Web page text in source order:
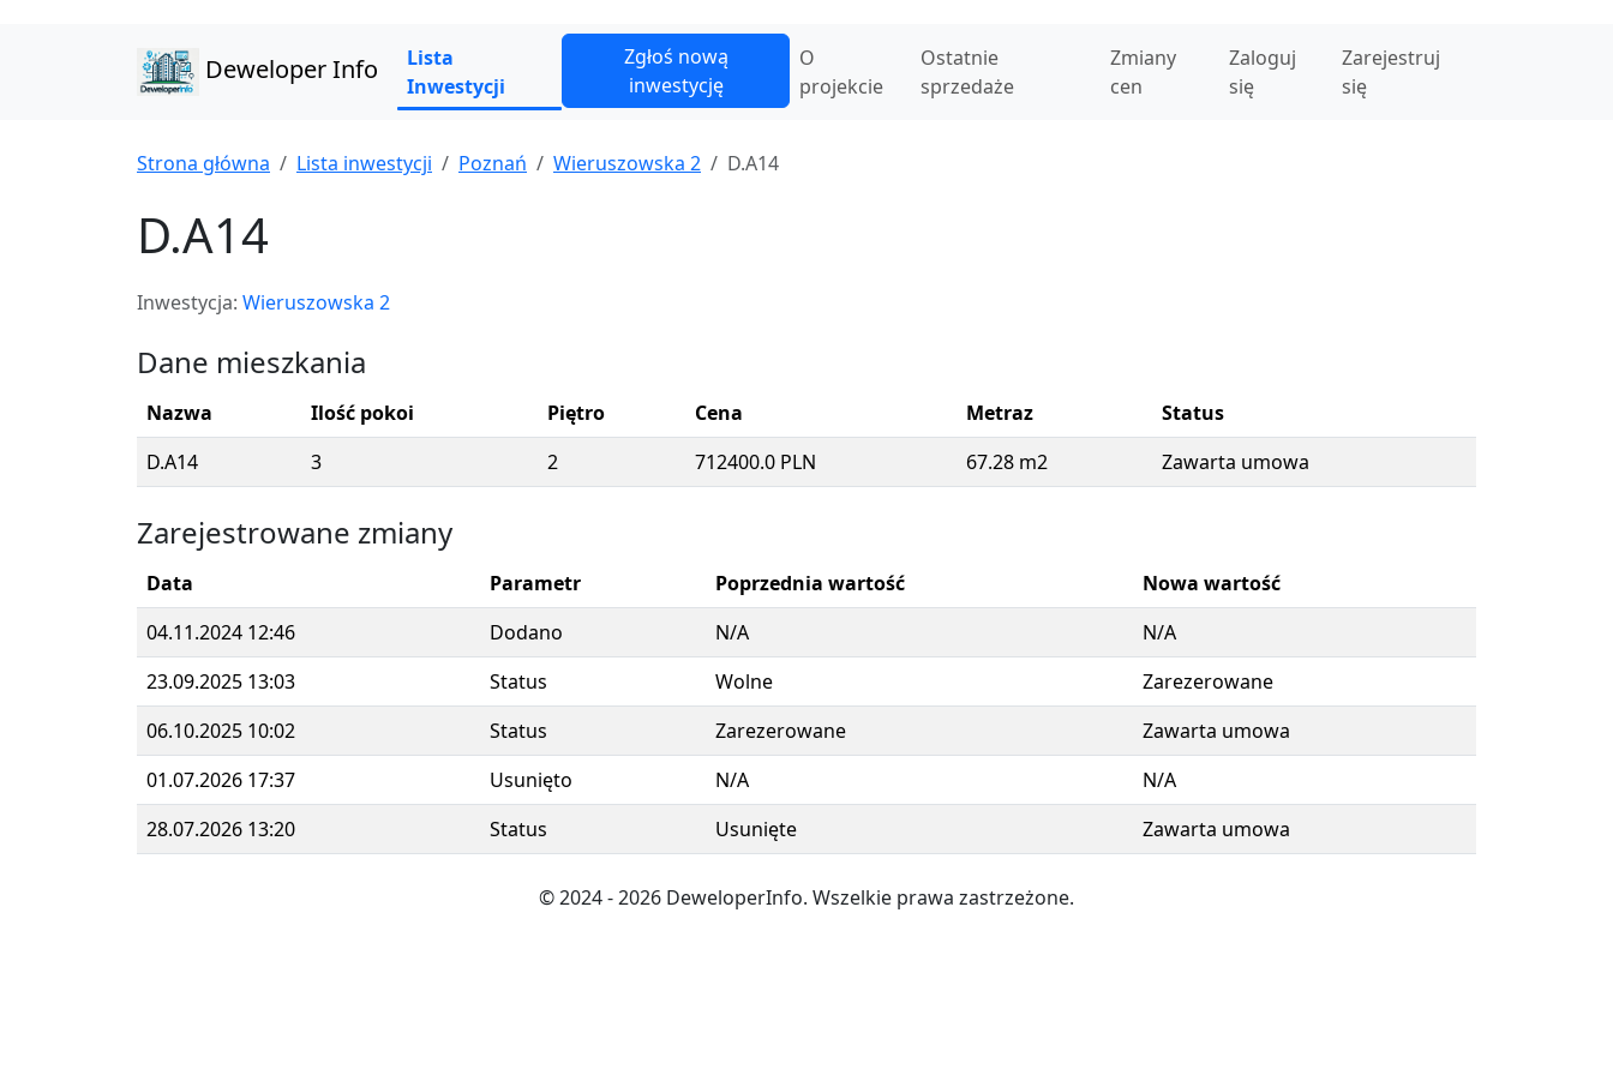
Deweloper Info
Lista
Inwestycji
Zgłoś nową
inwestycję
O
projekcie
Ostatnie
sprzedaże
Zmiany
cen
Zaloguj
się
Zarejestruj
się
Strona główna Lista inwestycji Poznań Wieruszowska 2 D.A14
D.A14
Inwestycja: Wieruszowska 2
Dane mieszkania
Nazwa Ilość pokoi Piętro Cena Metraz
Status
D.A14
3 2 712400.0 PLN 67.28 m2 Zawarta umowa
Zarejestrowane zmiany
Data Parametr Poprzednia wartość
Nowa wartość
04.11.2024 12:46
Dodano N/A
N/A
23.09.2025 13:03
Status Wolne
Zarezerowane
06.10.2025 10:02
Status Zarezerowane
Zawarta umowa
01.07.2026 17:37
Usunięto N/A
N/A
28.07.2026 13:20
Status Usunięte Zawarta umowa
© 2024- 2026 DeweloperInfo. Wszelkie prawa zastrzeżone.